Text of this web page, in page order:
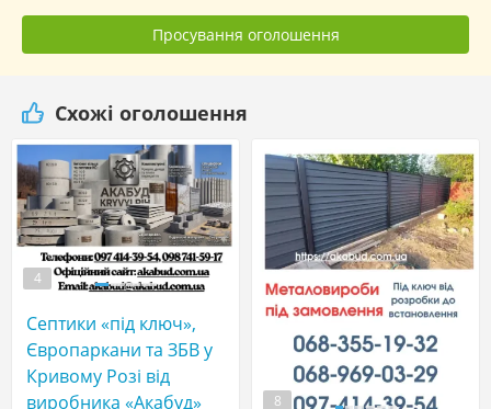
Просування оголошення
Схожі оголошення
4
Септики «під ключ»,
Європаркани та ЗБВ у
Кривому Розі від
виробника «Акабуд»
8